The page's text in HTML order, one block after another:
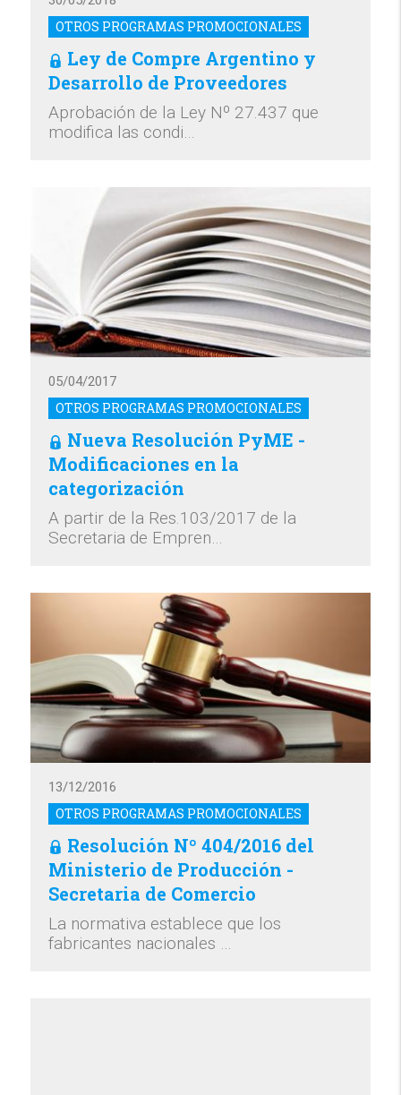
OTROS PROGRAMAS PROMOCIONALES
Ley de Compre Argentino y
Desarrollo de Proveedores
Aprobación de la Ley Nº 27.437 que
modifica las condi…
OTROS PROGRAMAS PROMOCIONALES
05/04/2017
Nueva Resolución PyME -
Modificaciones en la
categorización
A partir de la Res.103/2017 de la
Secretaria de Empren…
OTROS PROGRAMAS PROMOCIONALES
13/12/2016
Resolución Nº 404/2016 del
Ministerio de Producción -
Secretaria de Comercio
La normativa establece que los
fabricantes nacionales …